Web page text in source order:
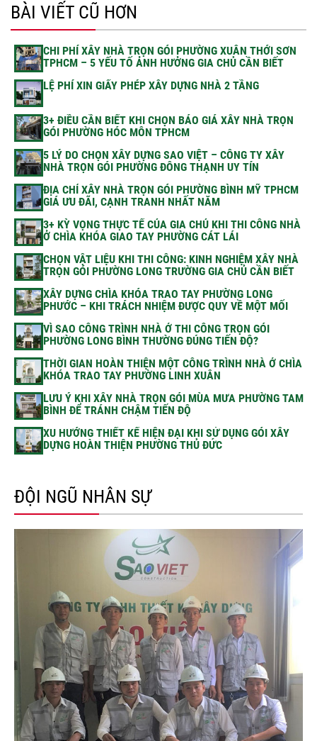
BÀI VIẾT CŨ HƠN
CHI PHÍ XÂY NHÀ TRỌN GÓI PHƯỜNG XUÂN THỚI SƠN
TPHCM – 5 YẾU TỐ ẢNH HƯỞNG GIA CHỦ CẦN BIẾT
LỆ PHÍ XIN GIẤY PHÉP XÂY DỰNG NHÀ 2 TẦNG
3+ ĐIỀU CẦN BIẾT KHI CHỌN BÁO GIÁ XÂY NHÀ TRỌN
GÓI PHƯỜNG HÓC MÔN TPHCM
5 LÝ DO CHỌN XÂY DỰNG SAO VIỆT – CÔNG TY XÂY
NHÀ TRỌN GÓI PHƯỜNG ĐÔNG THẠNH UY TÍN
ĐỊA CHỈ XÂY NHÀ TRỌN GÓI PHƯỜNG BÌNH MỸ TPHCM
GIÁ ƯU ĐÃI, CẠNH TRANH NHẤT NĂM
3+ KỲ VỌNG THỰC TẾ CỦA GIA CHỦ KHI THI CÔNG NHÀ
Ở CHÌA KHÓA GIAO TAY PHƯỜNG CÁT LÁI
CHỌN VẬT LIỆU KHI THI CÔNG: KINH NGHIỆM XÂY NHÀ
TRỌN GÓI PHƯỜNG LONG TRƯỜNG GIA CHỦ CẦN BIẾT
XÂY DỰNG CHÌA KHÓA TRAO TAY PHƯỜNG LONG
PHƯỚC – KHI TRÁCH NHIỆM ĐƯỢC QUY VỀ MỘT MỐI
VÌ SAO CÔNG TRÌNH NHÀ Ở THI CÔNG TRỌN GÓI
PHƯỜNG LONG BÌNH THƯỜNG ĐÚNG TIẾN ĐỘ?
THỜI GIAN HOÀN THIỆN MỘT CÔNG TRÌNH NHÀ Ở CHÌA
KHÓA TRAO TAY PHƯỜNG LINH XUÂN
LƯU Ý KHI XÂY NHÀ TRỌN GÓI MÙA MƯA PHƯỜNG TAM
BÌNH ĐỂ TRÁNH CHẬM TIẾN ĐỘ
XU HƯỚNG THIẾT KẾ HIỆN ĐẠI KHI SỬ DỤNG GÓI XÂY
DỰNG HOÀN THIỆN PHƯỜNG THỦ ĐỨC
ĐỘI NGŨ NHÂN SỰ